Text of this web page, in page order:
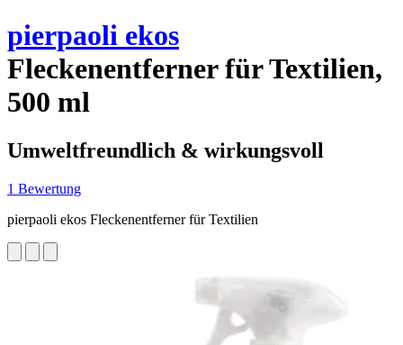
pierpaoli ekos
Fleckenentferner für Textilien,
500 ml
Umweltfreundlich & wirkungsvoll
1 Bewertung
pierpaoli ekos Fleckenentferner für Textilien